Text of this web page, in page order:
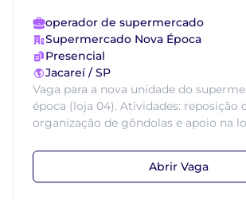
operador de supermercado
Supermercado Nova Época
Presencial
Jacareí / SP
Vaga para a nova unidade do
época (loja 04). Atividades: reposição
organização de gôndolas e apoio na
Abrir Vaga